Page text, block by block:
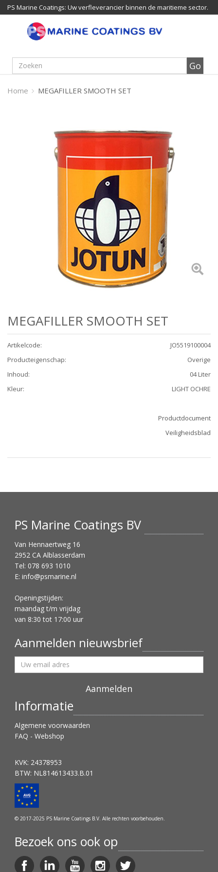
PS Marine Coatings: Uw verfleverancier binnen de maritieme sector.
Home MEGAFILLER SMOOTH SET
MEGAFILLER SMOOTH SET
Artikelcode:
JO5519100004
Producteigenschap:
Overige
Inhoud:
04 Liter
Kleur: LIGHT OCHRE
Productdocument
Veiligheidsblad
PS Marine Coatings BV
Van Hennaertweg 16
2952 CA Alblasserdam
Tel: 078 693 1010
E: info@psmarine.nl
Openingstijden:
maandag t/m vrijdag
van 8:30 tot 17:00 uur
Aanmelden nieuwsbrief
Informatie
Algemene voorwaarden
FAQ - Webshop
KVK: 24378953
BTW: NL814613433.B.01
© 2017-2025 PS Marine Coatings B.V. Alle rechten voorbehouden.
Bezoek ons ook op